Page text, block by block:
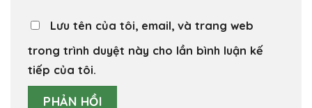
Lưu tên của tôi, email, và trang web
trong trình duyệt này cho lần bình luận kế
tiếp của tôi.